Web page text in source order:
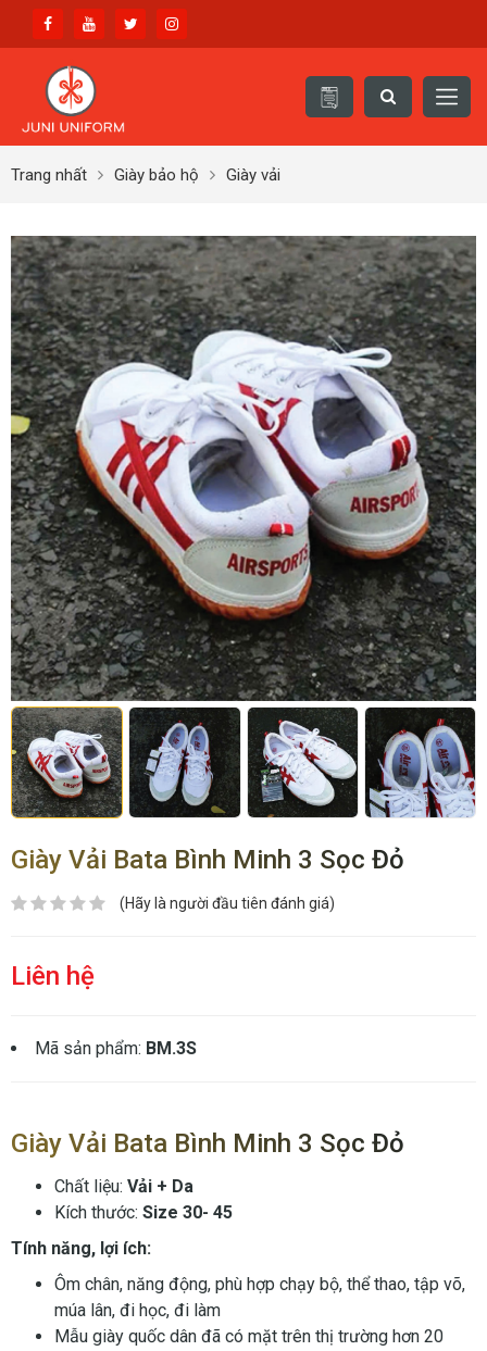
Trang nhất Giày bảo hộ Giày vải
Giày Vải Bata Bình Minh 3 Sọc Đỏ
(Hãy là người đầu tiên đánh giá)
Liên hệ
Mã sản phẩm: BM.3S
Giày Vải Bata Bình Minh 3 Sọc Đỏ
Chất liệu: Vải + Da
Kích thước: Size 30- 45
Tính năng, lợi ích:
Ôm chân, năng động, phù hợp chạy bộ, thể thao, tập võ,
múa lân, đi học, đi làm
Mẫu giày quốc dân đã có mặt trên thị trường hơn 20